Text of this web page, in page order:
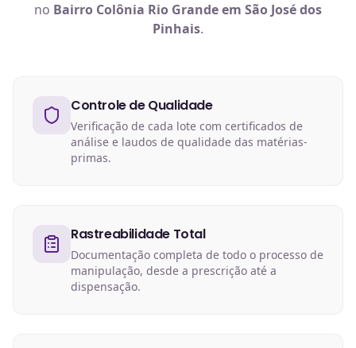
no Bairro Colônia Rio Grande em São José dos
Pinhais.
Controle de Qualidade
Verificação de cada lote com certificados de
análise e laudos de qualidade das matérias-
primas.
Rastreabilidade Total
Documentação completa de todo o processo de
manipulação, desde a prescrição até a
dispensação.